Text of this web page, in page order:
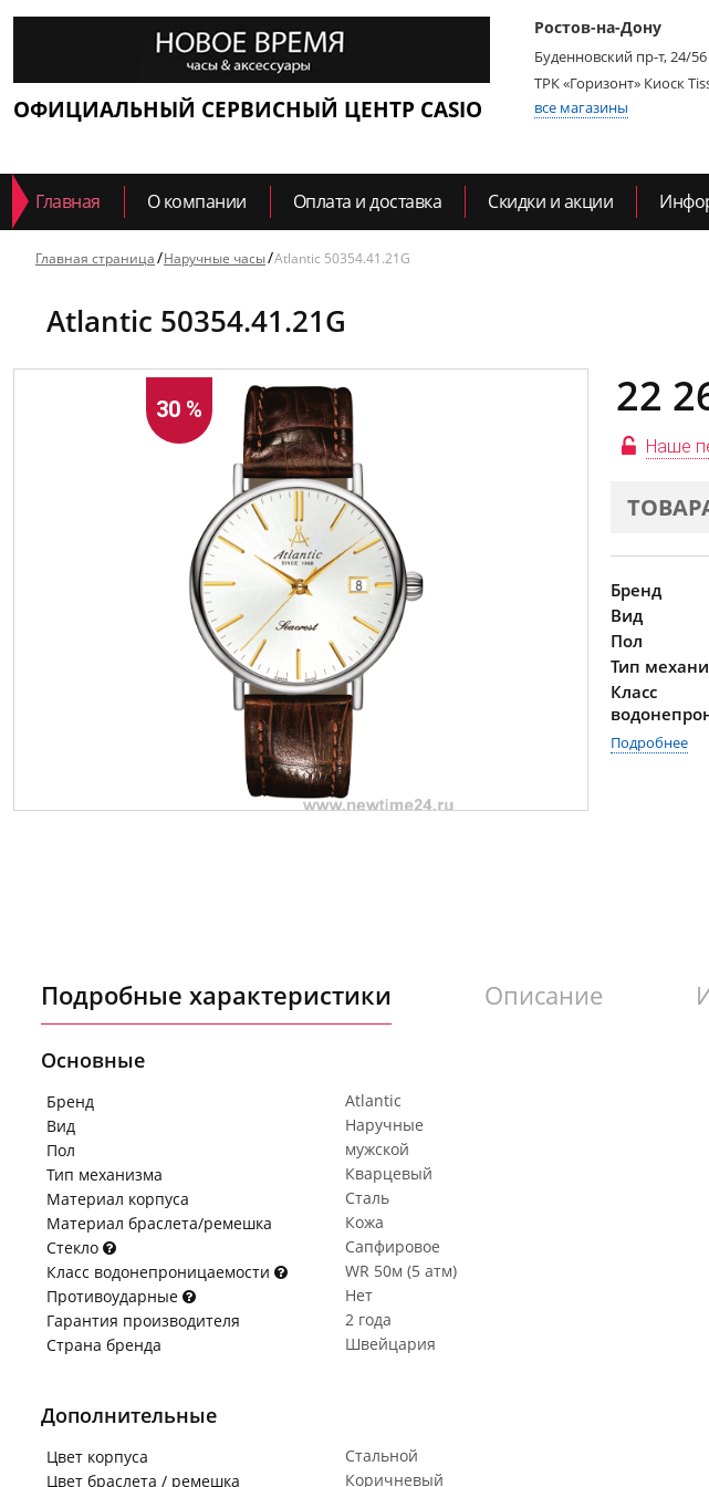
ОФИЦИАЛЬНЫЙ СЕРВИСНЫЙ ЦЕНТР CASIO
Ростов-на-Дону
Буденновский пр-т, 24/56
ТРК «Горизонт» Киоск
все магазины
Главная О компании Оплата и доставка Скидки и акции
Главная страница Наручные часы Atlantic 50354.41.21G
Atlantic 50354.41.21G
30 % 22
Наше
Бренд
Вид
Пол
Тип
Класс
Подробнее
Подробные характеристики Описание
Основные
Бренд
Atlantic
Вид
Наручные
Пол
мужской
Тип механизма
Кварцевый
Материал корпуса
Сталь
Материал браслета/ремешка
Кожа
Стекло
Сапфировое
Класс водонепроницаемости
WR 50м (5 атм)
Противоударные
Нет
Гарантия производителя
2 года
Страна бренда
Швейцария
Дополнительные
Цвет корпуса
Стальной
Цвет браслета / ремешка
Коричневый